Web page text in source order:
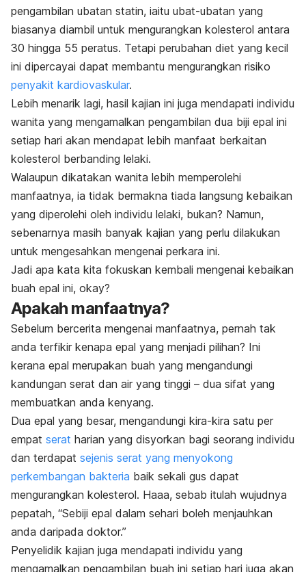
pengambilan ubatan statin, iaitu ubat-ubatan yang
biasanya diambil untuk mengurangkan kolesterol antara
30 hingga 55 peratus. Tetapi perubahan diet yang kecil
ini dipercayai dapat membantu mengurangkan risiko
penyakit kardiovaskular.
Lebih menarik lagi, hasil kajian ini juga mendapati individu
wanita yang mengamalkan pengambilan dua biji epal ini
setiap hari akan mendapat lebih manfaat berkaitan
kolesterol berbanding lelaki.
Walaupun dikatakan wanita lebih memperolehi
manfaatnya, ia tidak bermakna tiada langsung kebaikan
yang diperolehi oleh individu lelaki, bukan? Namun,
sebenarnya masih banyak kajian yang perlu dilakukan
untuk mengesahkan mengenai perkara ini.
Jadi apa kata kita fokuskan kembali mengenai kebaikan
buah epal ini, okay?
Apakah manfaatnya?
Sebelum bercerita mengenai manfaatnya, pernah tak
anda terfikir kenapa epal yang menjadi pilihan? Ini
kerana epal merupakan buah yang mengandungi
kandungan serat dan air yang tinggi – dua sifat yang
membuatkan anda kenyang.
Dua epal yang besar, mengandungi kira-kira satu per
empat serat harian yang disyorkan bagi seorang individu
dan terdapat sejenis serat yang menyokong
perkembangan bakteria baik sekali gus dapat
mengurangkan kolesterol. Haaa, sebab itulah wujudnya
pepatah, “Sebiji epal dalam sehari boleh menjauhkan
anda daripada doktor.”
Penyelidik kajian juga mendapati individu yang
mengamalkan pengambilan buah ini setiap hari juga akan